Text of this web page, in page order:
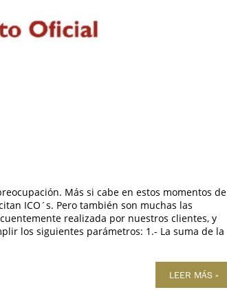
Más si cabe en estos momentos de
ICO´s. Pero también son muchas las
realizada por nuestros clientes, y
los siguientes parámetros: 1.- La suma de la
LEER MÁS »